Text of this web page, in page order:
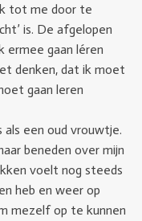
tot me door te
is. De afgelopen
ermee gaan léren
denken, dat ik moet
gaan leren
een oud vrouwtje.
beneden over mijn
voelt nog steeds
heb en weer op
mezelf op te kunnen